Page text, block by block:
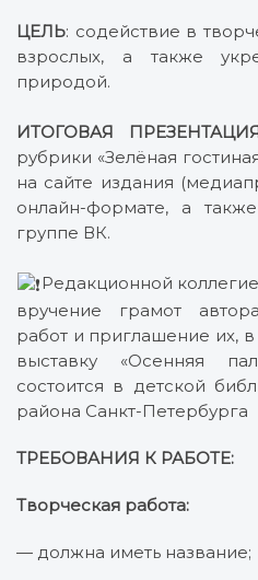
ЦЕЛЬ: содействие в
взрослых, а также
природой.
ИТОГОВАЯ
рубрики «Зелёная
на сайте издания
онлайн-формате, а
группе ВК.
Редакционной
вручение грамот
работ и приглашение их, в
выставку «Осенняя
состоится в детской
района Санкт-Петербурга
ТРЕБОВАНИЯ К РАБОТЕ:
Творческая работа:
— должна иметь название;